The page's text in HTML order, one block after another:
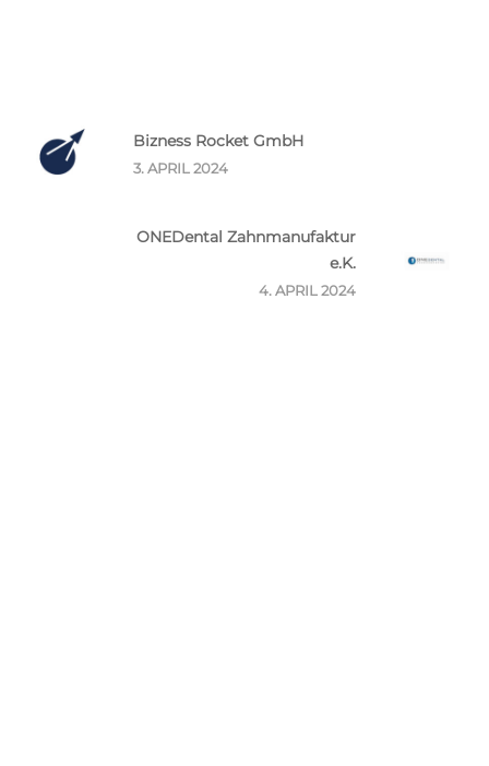
Bizness Rocket GmbH
3. APRIL 2024
ONEDental Zahnmanufaktur
e.K.
4. APRIL 2024